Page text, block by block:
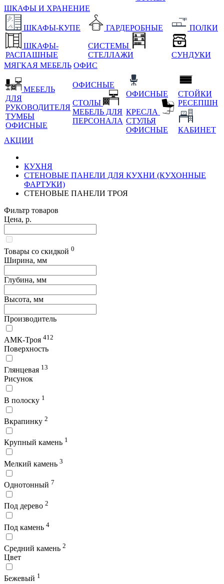
ШКАФЫ И ХРАНЕНИЕ
ШКАФЫ-КУПЕ
ШКАФЫ-
РАСПАШНЫЕ
ГАРДЕРОБНЫЕ
СИСТЕМЫ
СТЕЛЛАЖИ
ПОЛКИ
СУНДУКИ
МЯГКАЯ МЕБЕЛЬ ОФИС
МЕБЕЛЬ
ДЛЯ
РУКОВОДИТЕЛЯ
ТУМБЫ
ОФИСНЫЕ
ОФИСНЫЕ
СТОЛЫ
МЕБЕЛЬ ДЛЯ
ПЕРСОНАЛА
ОФИСНЫЕ
КРЕСЛА
СТУЛЬЯ
ОФИСНЫЕ
СТОЙКИ
РЕСЕПШН
КАБИНЕТ
АКЦИИ
КУХНЯ
СТЕНОВЫЕ ПАНЕЛИ ДЛЯ КУХНИ (КУХОННЫЕ
ФАРТУКИ)
СТЕНОВЫЕ ПАНЕЛИ ТРОЯ
Фильтр товаров
Цена, р.
Товары со скидкой 0
Ширина, мм
Глубина, мм
Высота, мм
Производитель
АМК-Троя 412
Поверхность
Глянцевая 13
Рисунок
В полоску 1
Вкрапинку 2
Крупный камень 1
Мелкий камень 3
Однотонный 7
Под дерево 2
Под камень 4
Средний камень 2
Цвет
Бежевый 1